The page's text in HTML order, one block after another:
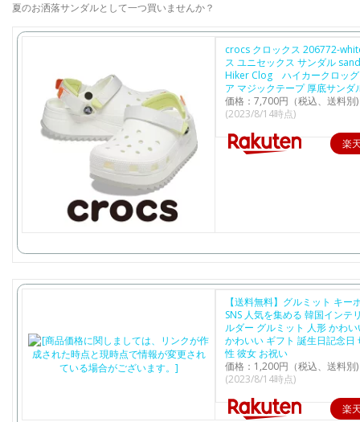
夏のお洒落サンダルとして一つ買いませんか？
crocs クロックス 206772-
ス ユニセックス サンダル
Hiker Clog ハイカークロッグ
ア マジックテープ 厚底サンダ
価格：7,700円（税込、送料別)
(2023/8/14時点)
楽
【送料無料】グルミット キー
SNS 人気を集める 韓国インテ
ルダー グルミット 人形 かわ
かわいい ギフト 誕生日記念日
性 彼女 お祝い
価格：1,200円（税込、送料別)
(2023/8/14時点)
楽